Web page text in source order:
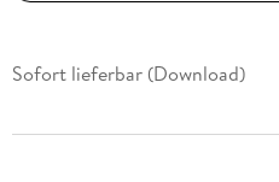
Sofort lieferbar (Download)